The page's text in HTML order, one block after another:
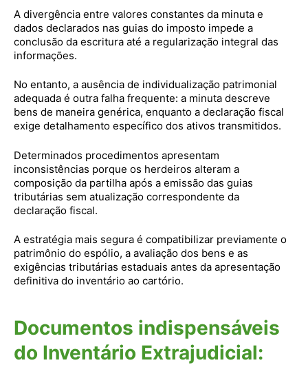
A divergência entre valores constantes da minuta e
dados declarados nas guias do imposto impede a
conclusão da escritura até a regularização integral das
informações.
No entanto, a ausência de individualização patrimonial
adequada é outra falha frequente: a minuta descreve
bens de maneira genérica, enquanto a declaração fiscal
exige detalhamento específico dos ativos transmitidos.
Determinados procedimentos apresentam
inconsistências porque os herdeiros alteram a
composição da partilha após a emissão das guias
tributárias sem atualização correspondente da
declaração fiscal.
A estratégia mais segura é compatibilizar previamente o
patrimônio do espólio, a avaliação dos bens e as
exigências tributárias estaduais antes da apresentação
definitiva do inventário ao cartório.
Documentos indispensáveis
do Inventário Extrajudicial: